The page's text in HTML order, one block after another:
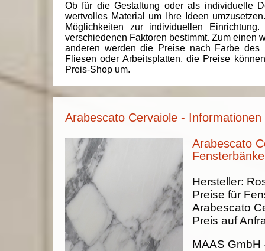
Ob für die Gestaltung oder als individuelle
wertvolles Material um Ihre Ideen
Möglichkeiten zur individuellen
verschiedenen Faktoren bestimmt. Zum einen
anderen werden die Preise nach Farbe des
Fliesen oder Arbeitsplatten, die Preise
Preis-Shop um.
Arabescato Cervaiole - Informationen
Arabescato
Fensterbänke
Hersteller:
Preise für
Arabescato
Preis auf
MAAS GmbH